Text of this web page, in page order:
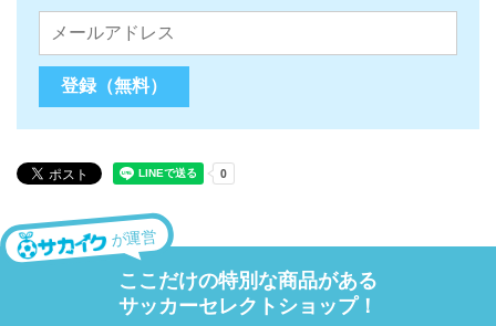
が運営
ここだけの特別な商品がある
サッカーセレクトショップ！